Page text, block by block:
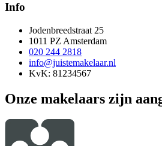
Info
Jodenbreedstraat 25
1011 PZ Amsterdam
020 244 2818
info@juistemakelaar.nl
KvK: 81234567
Onze makelaars zijn